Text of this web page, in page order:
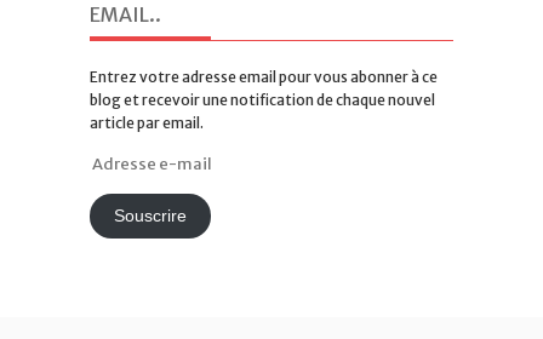
EMAIL..
Entrez votre adresse email pour vous abonner à ce
blog et recevoir une notification de chaque nouvel
article par email.
Adresse
mailSouscrire